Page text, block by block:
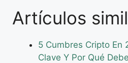
Artículos
5 Cumbres Cripto En
Clave Y Por Qué